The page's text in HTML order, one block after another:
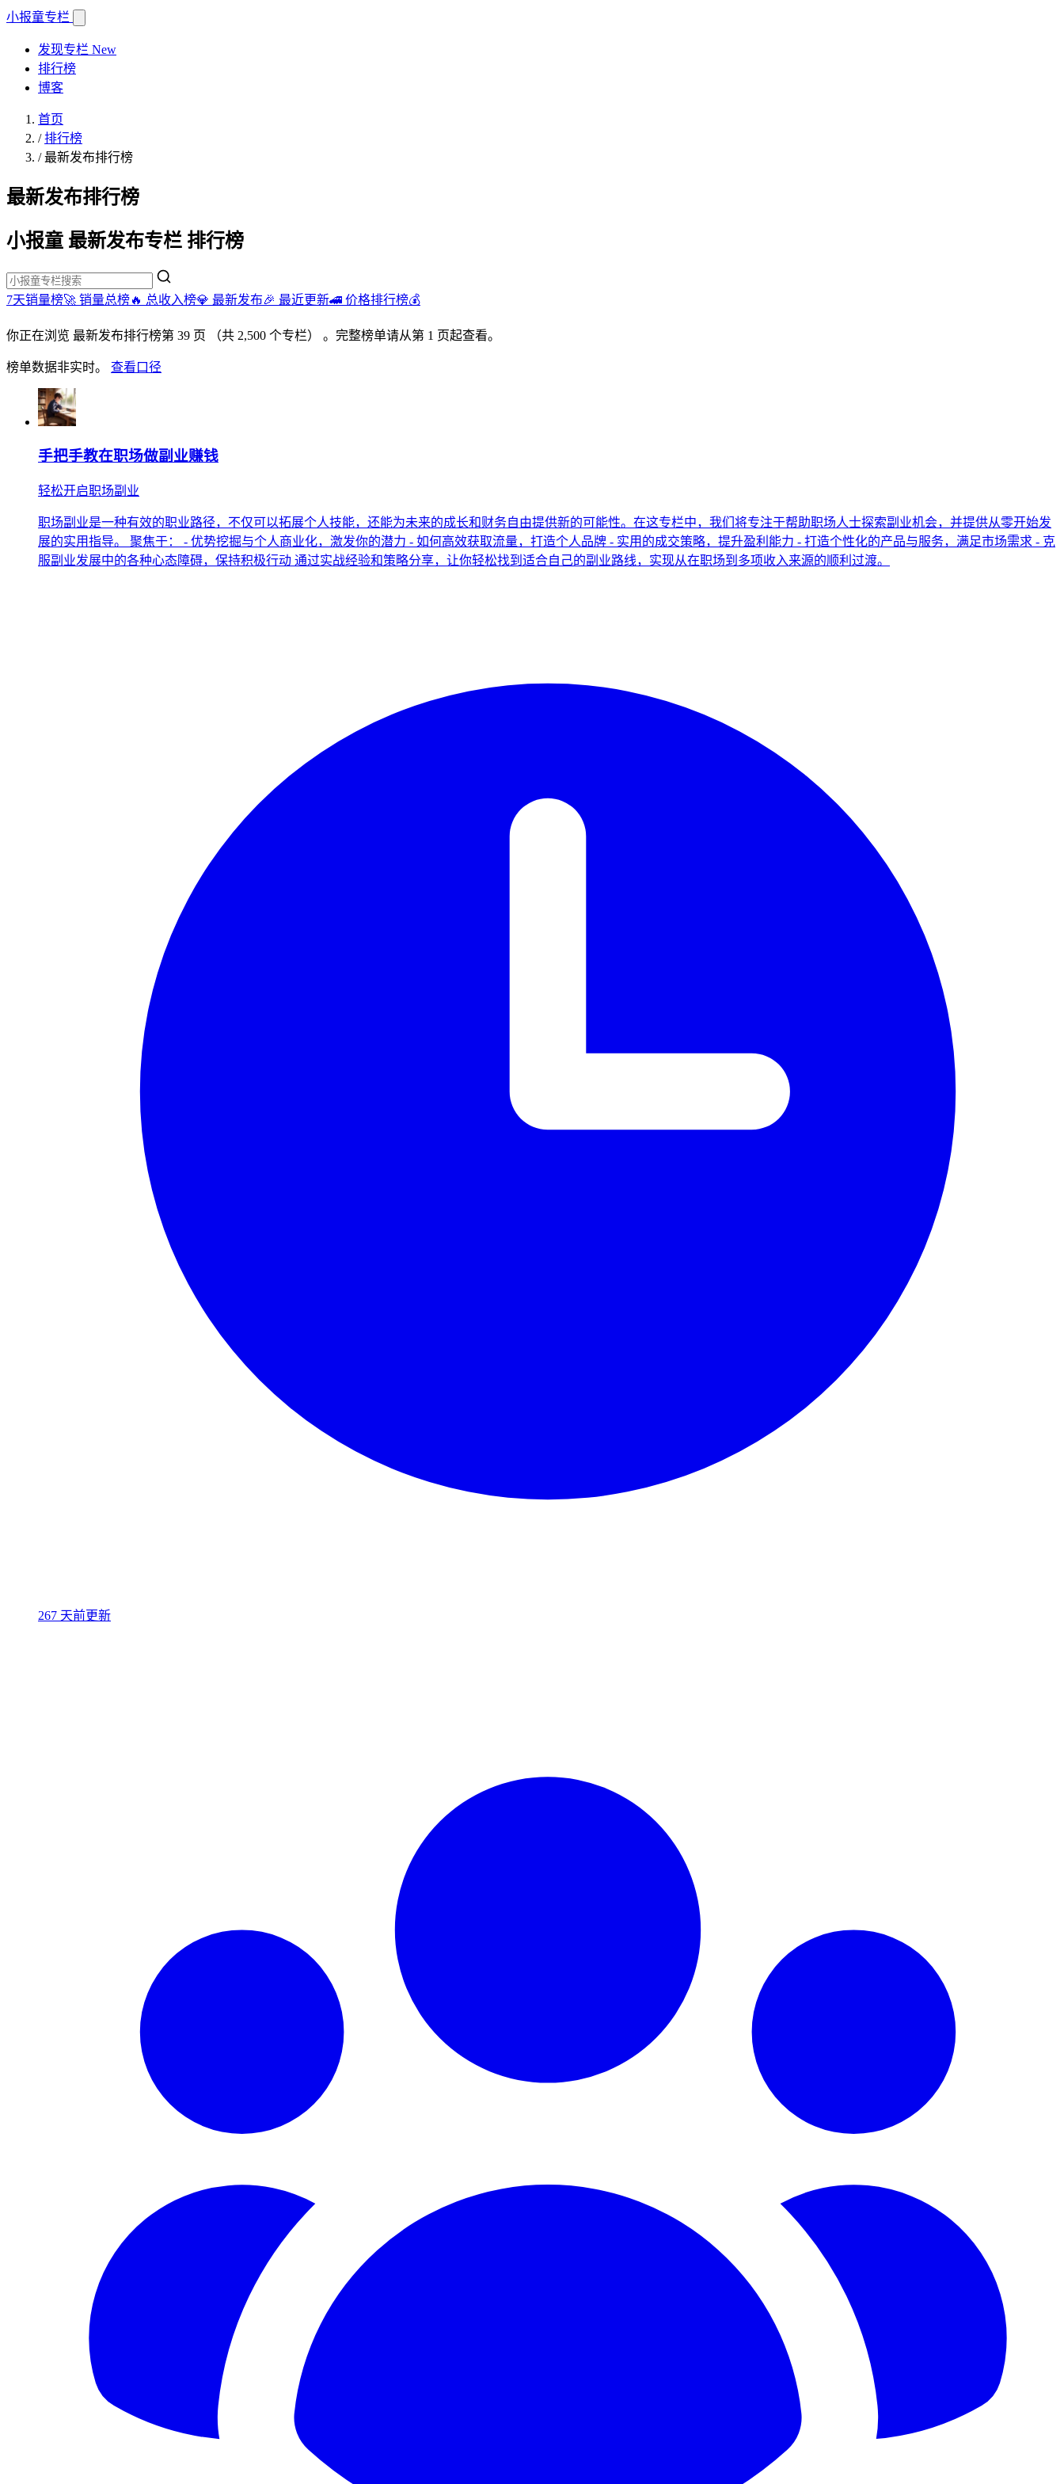
小报童专栏
发现专栏 New
排行榜
博客
首页
/排行榜
/最新发布排行榜
最新发布排行榜
小报童 最新发布专栏 排行榜
7天销量榜🚀 销量总榜🔥 总收入榜💎 最新发布🎉 最近更新🚄 价格排行榜💰
你正在浏览 最新发布排行榜第 39 页 （共 2,500 个专栏） 。完整榜单请从第 1 页起查看。
榜单数据非实时。 查看口径
手把手教在职场做副业赚钱
轻松开启职场副业
职场副业是一种有效的职业路径，不仅可以拓展个人技能，还能为未来的成长和财务自由提供新的可能性。在这专栏中，我们将专注于帮助职场人士探索副业机会，并提供从零开始发
展的实用指导。 聚焦于： - 优势挖掘与个人商业化，激发你的潜力 - 如何高效获取流量，打造个人品牌 - 实用的成交策略，提升盈利能力 - 打造个性化的产品与服务，满足市场需求 - 克
服副业发展中的各种心态障碍，保持积极行动 通过实战经验和策略分享，让你轻松找到适合自己的副业路线，实现从在职场到多项收入来源的顺利过渡。
267 天前更新